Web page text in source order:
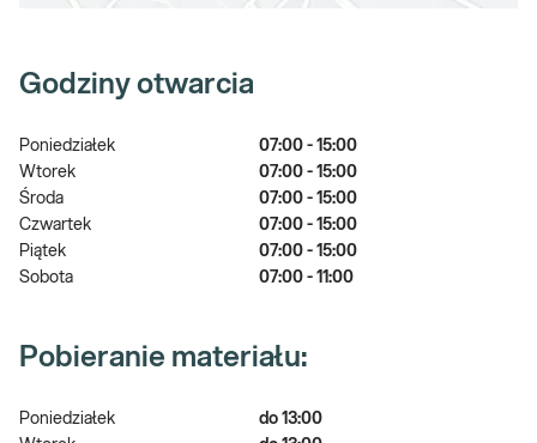
Godziny otwarcia
Poniedziałek
07:00 - 15:00
Wtorek
07:00 - 15:00
Środa
07:00 - 15:00
Czwartek
07:00 - 15:00
Piątek
07:00 - 15:00
Sobota
07:00 - 11:00
Pobieranie materiału:
Poniedziałek
do 13:00